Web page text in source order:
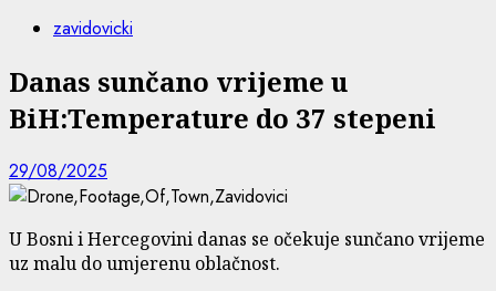
zavidovicki
Danas sunčano vrijeme u
BiH:Temperature do 37 stepeni
29/08/2025
U Bosni i Hercegovini danas se očekuje sunčano vrijeme
uz malu do umjerenu oblačnost.